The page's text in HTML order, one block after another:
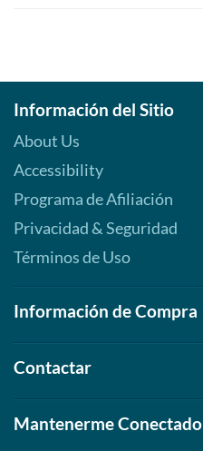
Información del Sitio
About Us
Accessibility
Programa de Afiliación
Privacidad & Seguridad
Términos de Uso
Información de Compra
Contactar
Mantenerme Conectado